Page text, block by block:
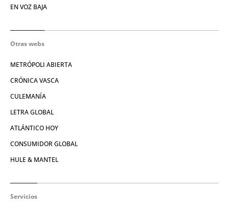
EN VOZ BAJA
Otras webs
METRÓPOLI ABIERTA
CRÓNICA VASCA
CULEMANÍA
LETRA GLOBAL
ATLÁNTICO HOY
CONSUMIDOR GLOBAL
HULE & MANTEL
Servicios